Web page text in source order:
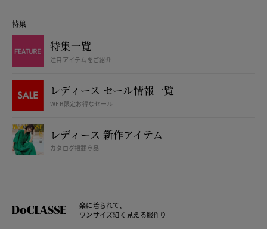
特集
特集一覧
注目アイテムをご紹介
レディース セール情報一覧
WEB限定お得なセール
レディース 新作アイテム
カタログ掲載商品
楽に着られて、
ワンサイズ細く見える服作り